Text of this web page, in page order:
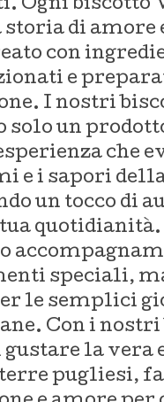
Ogni biscotto
storia di amore
con
e
I nostri
solo un
che
e i sapori
un tocco di
quotidianità.
speciali,
le semplici
Con i
la vera
pugliesi,